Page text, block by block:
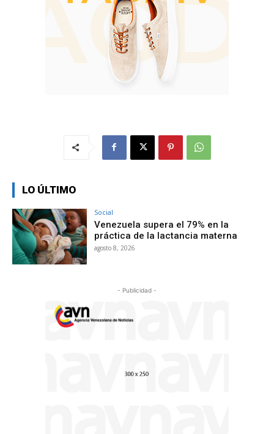
LO ÚLTIMO
Social
Venezuela supera el 79% en la
práctica de la lactancia materna
agosto 8, 2026
- Publicidad -